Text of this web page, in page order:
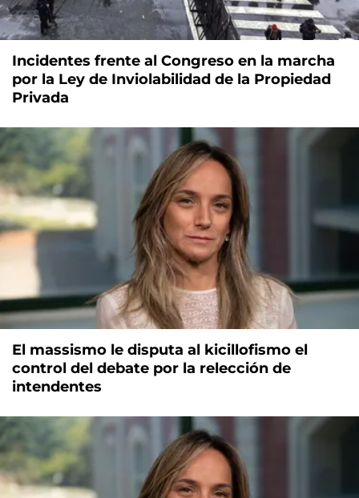
Incidentes frente al Congreso en la marcha
por la Ley de Inviolabilidad de la Propiedad
Privada
El massismo le disputa al kicillofismo el
control del debate por la relección de
intendentes